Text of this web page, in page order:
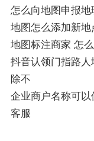
怎么向地图申报地
地图怎么添加新地
地图标注商家 怎
抖音认领门指路
除不
企业商户名称可
客服